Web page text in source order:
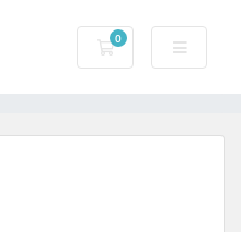
0
Sepet